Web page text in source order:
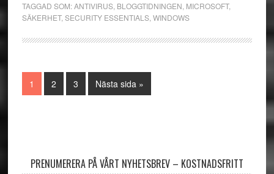
TAGGAD SOM:ANTIVIRUS, BLOGGTIDNINGEN MICROSOFT,
SÄKERHET, SECURITY ESSENTIALS, WINDOWS
Sida
1 Sida
2 Sida
3
Go
to
Nästa sida »
PRENUMERERA PÅ VÅRT NYHETSBREV – KOSTNADSFRITT